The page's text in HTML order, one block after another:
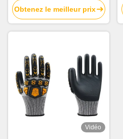
l'entreposage
Obtenez le meilleur prix
Vidéo